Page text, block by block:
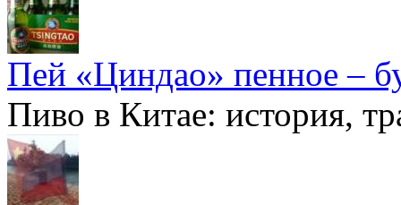
Пей «Циндао» пенное –
Пиво в Китае: история,